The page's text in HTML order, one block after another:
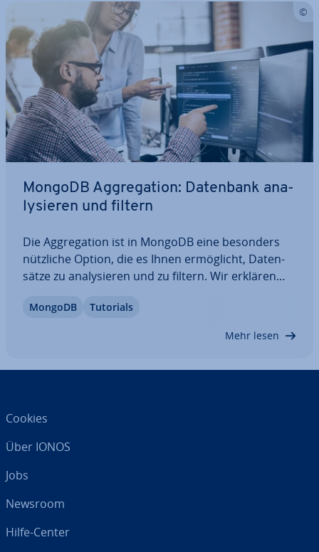
MongoDB Ag­gre­ga­ti­on: Datenbank ana­
ly­sie­ren und filtern
Die Ag­gre­ga­ti­on ist in MongoDB eine besonders
nützliche Option, die es Ihnen er­mög­licht, Da­ten­
sät­ze zu ana­ly­sie­ren und zu filtern. Wir erklären
eine Pipeline funk­tio­niert und welche Stages es
MongoDB Tutorials
Mehr lesen
Cookies
Über IONOS
Jobs
Newsroom
Hilfe-Center